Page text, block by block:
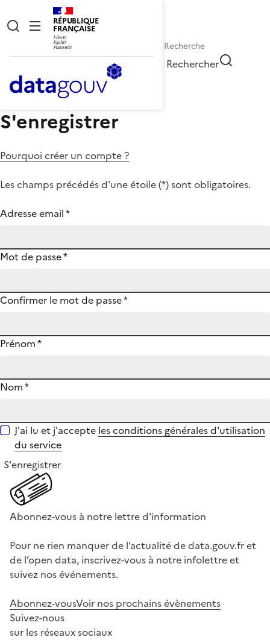
RÉPUBLIQUE
FRANÇAISE
Rechercher
S'enregistrer
Pourquoi créer un compte ?
Les champs précédés d'une étoile (*) sont obligatoires.
Adresse email*
Mot de passe*
Confirmer le mot de passe*
Prénom*
Nom*
J'ai lu et j'accepte les conditions générales d'utilisation
du service
S'enregistrer
Abonnez-vous à notre lettre d'information
Pour ne rien manquer de l’actualité de data.gouv.fr et
de l’open data, inscrivez-vous à notre infolettre et
suivez nos événements.
Abonnez-vousVoir nos prochains évènements
Suivez-nous
sur les réseaux sociaux